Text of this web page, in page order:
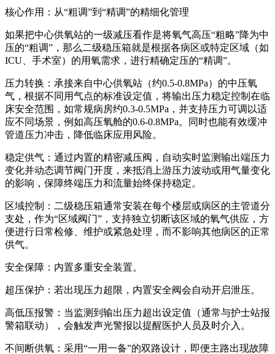
核心作用：从“粗调”到“精调”的精细化管理
如果把中心供氧站的一级减压看作是将氧气高压“粗略”降为中
压的“粗调”，那么二级稳压箱就是根据各病区或特定区域（如
ICU、手术室）的用氧需求，进行精确定压的“精调”。
压力转换：承接来自中心供氧站（约0.5-0.8MPa）的中压氧
气，根据不同用气点的标准设定值，将输出压力稳定控制在临
床安全范围，如常规病房约0.3-0.5MPa，并支持压力可调以适
应不同场景，例如高压氧舱的0.6-0.8MPa。同时也能有效缓冲
管道压力冲击，降低临床应用风险。
稳定供气：通过内置的精密减压阀，自动实时监测输出端压力
变化并动态调节阀门开度，来抵消上游压力波动或用气量变化
的影响，保障终端压力和流量始终保持稳定。
区域控制：二级稳压箱通常安装在每个楼层或病区的主管道分
支处，作为“区域阀门”，支持独立切断该区域的氧气供应，方
便进行日常检修、维护或紧急处理，而不影响其他病区的正常
供气。
安全保障：内置多重安全装置。
超压保护：若出现压力超限，内置安全阀会自动开启泄压。
高低压报警：当监测到输出压力超出设定值（通常与护士站报
警箱联动），会触发声光警报以提醒医护人员及时介入。
不间断供氧：采用“一用一备”的双路设计，即便主路出现故障